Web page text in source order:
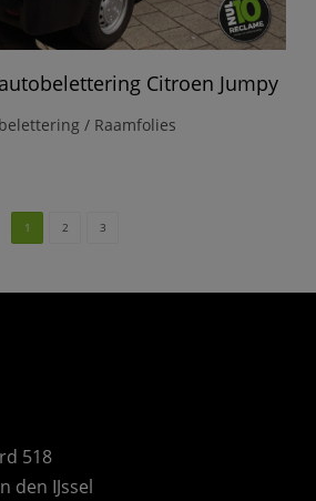
Citroen Jumpy
/ Raamfolies
1 2 3
518
den IJssel